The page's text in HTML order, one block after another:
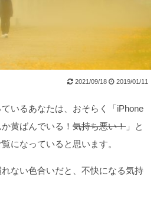
2021/09/18 2019/01/11
いるあなたは、おそらく「iPhone
黄ばんでいる！ 気持ち悪い！ 」と
になっていると思います。
ない色合いだと、不快になる気持